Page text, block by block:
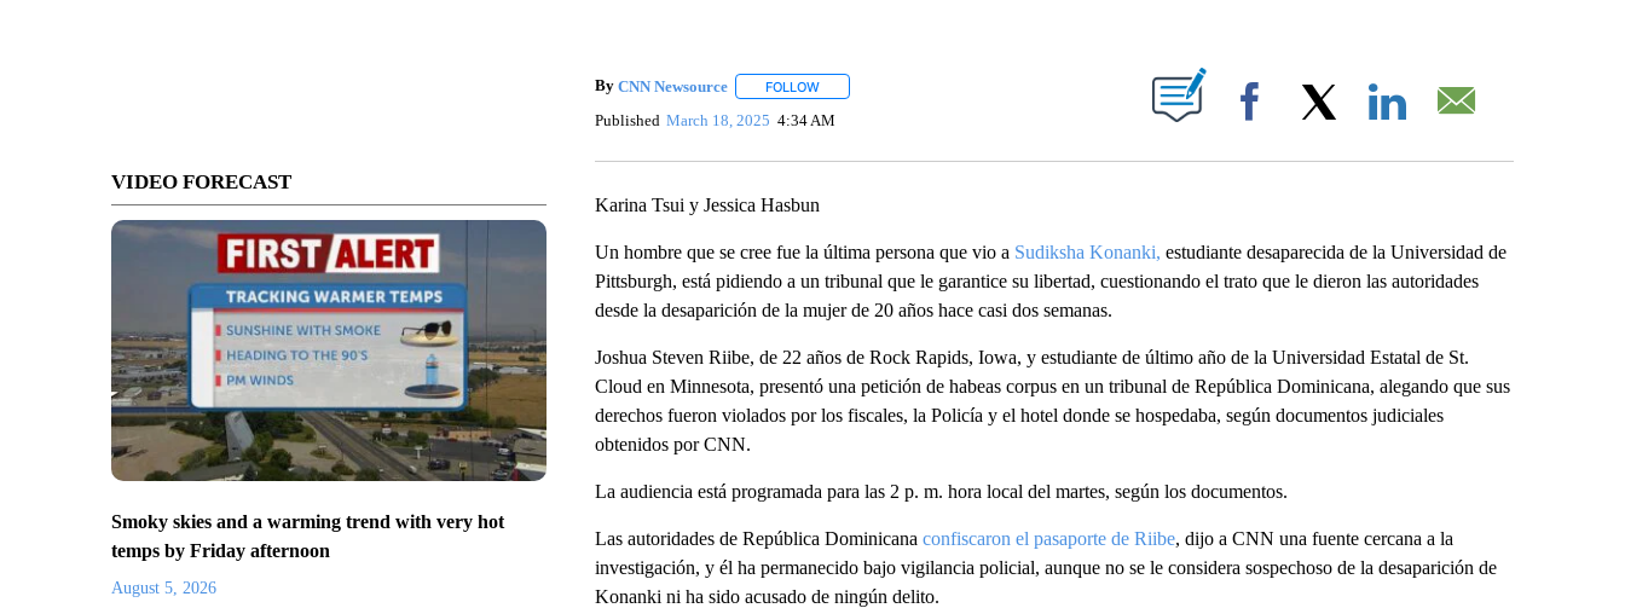
VIDEO FORECAST
Smoky skies and a warming trend with very hot
temps by Friday afternoon
August 5, 2026
By CNN Newsource FOLLOWFOLLOW "" TO RECEIVE NOTIFICATIONS ABOUT NEW PAGES ON "".
Published March 18, 2025 4:34 AM Facebook
Karina Tsui y Jessica Hasbun
Un hombre que se cree fue la última persona que vio a Sudiksha Konanki, estudiante desaparecida de la Universidad de
Pittsburgh, está pidiendo a un tribunal que le garantice su libertad, cuestionando el trato que le dieron las autoridades
desde la desaparición de la mujer de 20 años hace casi dos semanas.
Joshua Steven Riibe, de 22 años de Rock Rapids, Iowa, y estudiante de último año de la Universidad Estatal de St.
Cloud en Minnesota, presentó una petición de habeas corpus en un tribunal de República Dominicana, alegando que sus
derechos fueron violados por los fiscales, la Policía y el hotel donde se hospedaba, según documentos judiciales
obtenidos por CNN.
La audiencia está programada para las 2 p. m. hora local del martes, según los documentos.
Las autoridades de República Dominicana confiscaron el pasaporte de Riibe, dijo a CNN una fuente cercana a la
investigación, y él ha permanecido bajo vigilancia policial, aunque no se le considera sospechoso de la desaparición de
Konanki ni ha sido acusado de ningún delito.